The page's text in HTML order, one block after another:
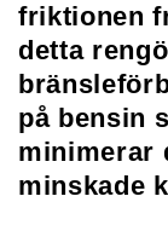
friktionen
detta
på bensin
minimerar
minskade